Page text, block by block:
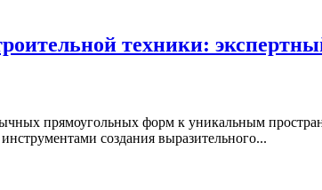
техники:
прямоугольных форм к уникальным
создания выразительного...